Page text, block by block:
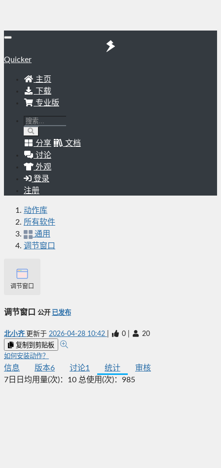
Quicker
主页
下载
专业版
分享
文档
讨论
外观
登录
注册
动作库
所有软件
通用
调节窗口
调节窗口
调节窗口 公开 已发布
北小齐 更新于 2026-04-28 10:42 0 20
复制到剪贴板
如何安装动作？
信息 版本6 讨论1 统计
审核
7日日均用量(次)： 10 总使用(次)： 985